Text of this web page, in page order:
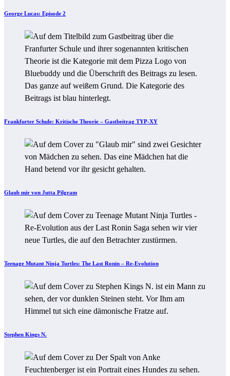
George Lucas: Episode 2
Frankfurter Schule: Kritische Theorie – Gastbeitrag TYP-XY
Glaub mir von Jutta Pilgram
Teenage Mutant Ninja Turtles: The Last Ronin – Re-Evolution
Stephen Kings N.